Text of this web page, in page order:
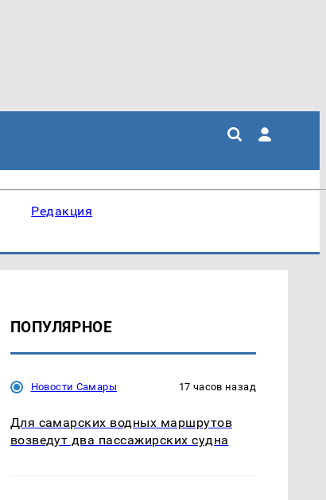
Редакция
ПОПУЛЯРНОЕ
Новости Самары 17 часов назад
Для самарских водных маршрутов
возведут два пассажирских судна